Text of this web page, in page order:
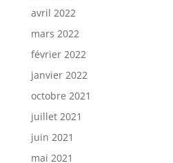
avril 2022
mars 2022
février 2022
janvier 2022
octobre 2021
juillet 2021
juin 2021
mai 2021